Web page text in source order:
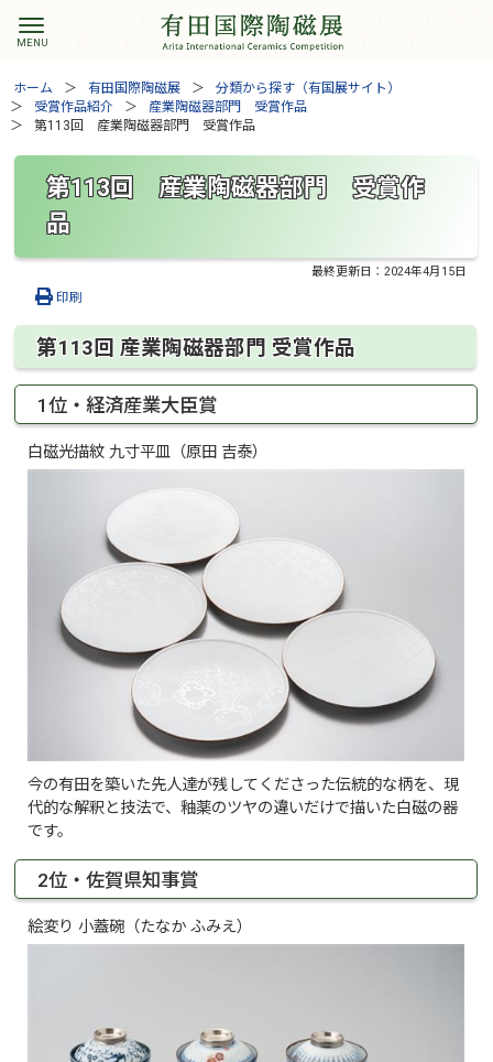
ホーム 有田国際陶磁展
分類から探す（有国展サイト）
受賞作品紹介
産業陶磁器部門 受賞作品
第113回 産業陶磁器部門 受賞作品
第113回 産業陶磁器部門 受賞作
品
最終更新日：2024年4月15日
印刷
第113回 産業陶磁器部門 受賞作品
1位・経済産業大臣賞
白磁光描紋 九寸平皿（原田 吉泰）
今の有田を築いた先人達が残してくださった伝統的な柄を、現
代的な解釈と技法で、釉薬のツヤの違いだけで描いた白磁の器
です。
2位・佐賀県知事賞
絵変り 小蓋碗（たなか ふみえ）